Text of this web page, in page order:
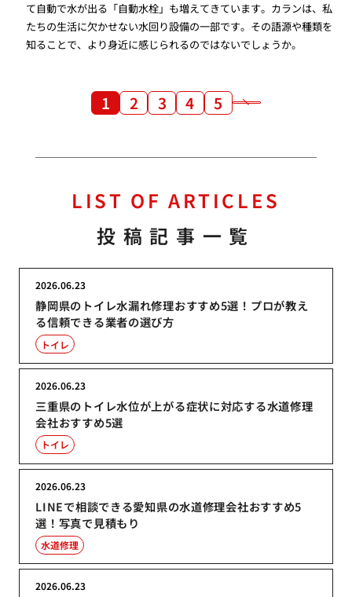
て自動で水が出る「自動水栓」も増えてきています。カランは、私
たちの生活に欠かせない水回り設備の一部です。その語源や種類を
知ることで、より身近に感じられるのではないでしょうか。
1 2 3 4 5
LIST OF ARTICLES
投稿記事一覧
静岡県のトイレ水漏れ修理おすすめ5選！プロが教え
る信頼できる業者の選び方
2026.06.23
トイレ
三重県のトイレ水位が上がる症状に対応する水道修理
会社おすすめ5選
2026.06.23
トイレ
LINEで相談できる愛知県の水道修理会社おすすめ5
選！写真で見積もり
2026.06.23
水道修理
2026.06.23